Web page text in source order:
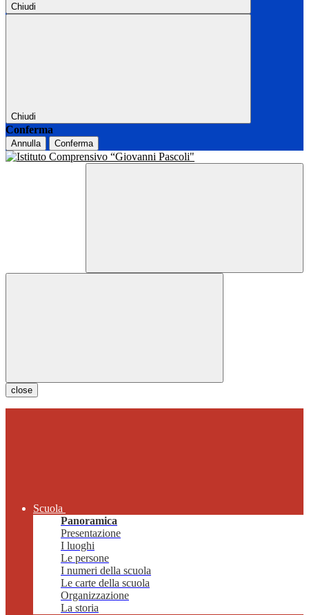
Chiudi
Chiudi
Conferma
Annulla Conferma
close
Scuola
Panoramica
Presentazione
I luoghi
Le persone
I numeri della scuola
Le carte della scuola
Organizzazione
La storia